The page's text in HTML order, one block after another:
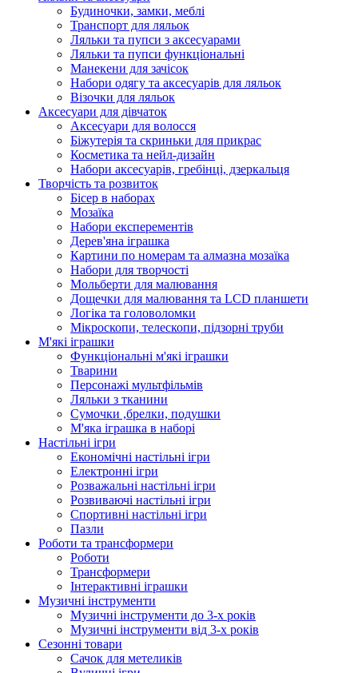
Будиночки, замки, меблі
Транспорт для ляльок
Ляльки та пупси з аксесуарами
Ляльки та пупси функціональні
Манекени для зачісок
Набори одягу та аксесуарів для ляльок
Візочки для ляльок
Аксесуари для дівчаток
Аксесуари для волосся
Біжутерія та скриньки для прикрас
Косметика та нейл-дизайн
Набори аксесуарів, гребінці, дзеркальця
Творчість та розвиток
Бісер в наборах
Мозаїка
Набори експерементів
Дерев'яна іграшка
Картини по номерам та алмазна мозаїка
Набори для творчості
Мольберти для малювання
Дощечки для малювання та LCD планшети
Логіка та головоломки
Мікроскопи, телескопи, підзорні труби
М'які іграшки
Функціональні м'які іграшки
Тварини
Персонажі мультфільмів
Ляльки з тканини
Сумочки ,брелки, подушки
М'яка іграшка в наборі
Настільні ігри
Економічні настільні ігри
Електронні ігри
Розважальні настільні ігри
Розвиваючі настільні ігри
Спортивні настільні ігри
Пазли
Роботи та трансформери
Роботи
Трансформери
Інтерактивні іграшки
Музичні інструменти
Музичні інструменти до 3-х років
Музичні інструменти від 3-х років
Сезонні товари
Сачок для метеликів